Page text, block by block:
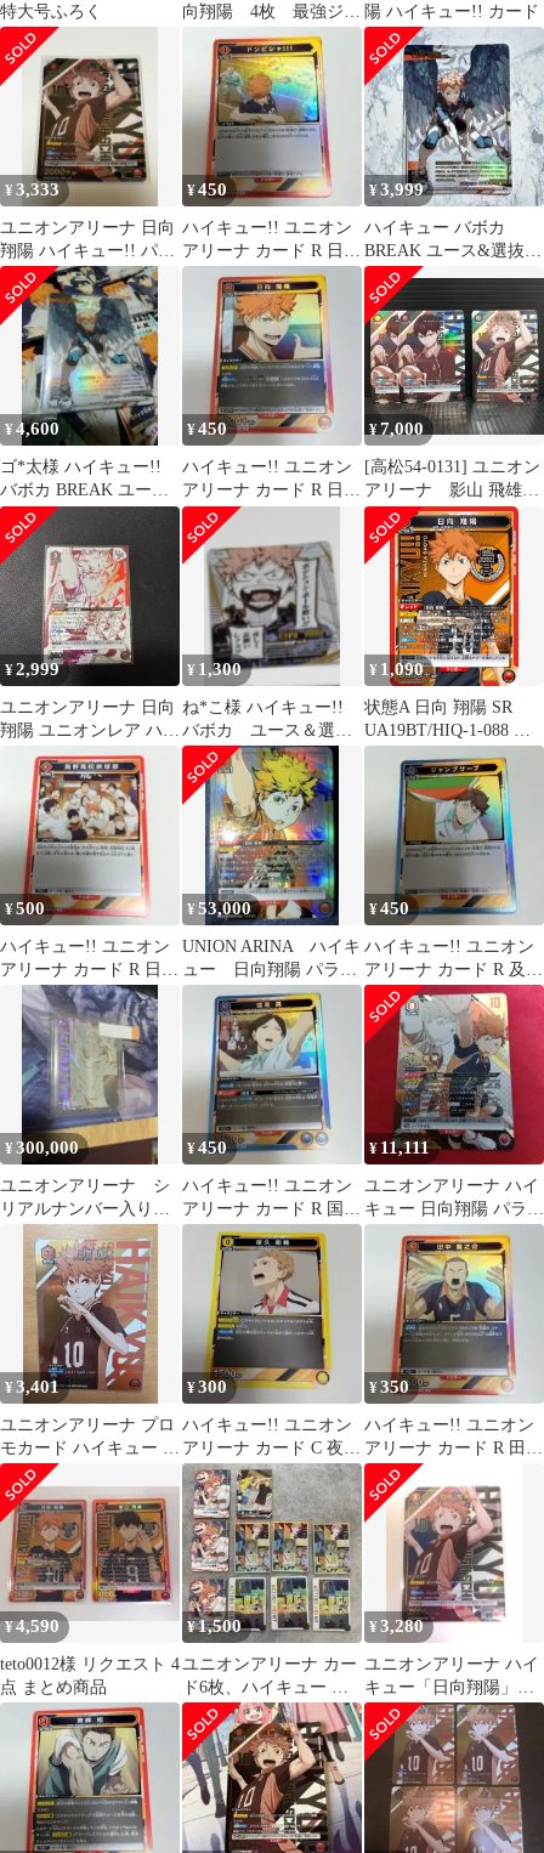
特大号ふろく
向翔陽 4枚 最強ジャ
ンプ5月号 ハイキュー
陽 ハイキュー!! カード
¥3,333
ユニオンアリーナ 日向
翔陽 ハイキュー!! パラ
レルレア
¥450
ハイキュー!! ユニオン
アリーナ カード R 日向
翔陽2
¥3,999
ハイキュー バボカ
BREAK ユース&選抜強
化合宿 頂A 日向翔陽
¥4,600
ゴ*太様 ハイキュー!!
バボカ BREAK ユース
&選抜強化合宿 日向翔
陽 頂
¥450
ハイキュー!! ユニオン
アリーナ カード R 日向
翔陽1
¥7,000
[高松54-0131] ユニオン
アリーナ 影山 飛雄
U★×2 日向 翔陽
R★×1 3枚セット
【UA19BT】ハイキュ
ー!![中古/ゆうパケッ
¥2,999
ユニオンアリーナ 日向
翔陽 ユニオンレア ハイ
キュー
¥ 1,300
ね*こ様 ハイキュー!!
バボカ ユース＆選抜
強化合宿 頂パラレ
ル 日向翔陽
¥ 1,090
状態A 日向 翔陽 SR
UA19BT/HIQ-1-088 ユ
ニオンアリーナ UNION
ARENA ユニアリ
¥500
ハイキュー!! ユニオン
アリーナ カード R 日向
翔陽 影山飛雄 月島蛍
烏野
¥53,000
UNION ARINA ハイキ
ュー 日向翔陽 パラレ
ル★3
¥450
ハイキュー!! ユニオン
アリーナ カード R 及川
徹1
¥300,000
ユニオンアリーナ シ
リアルナンバー入りAP
虎杖 悠仁
¥450
ハイキュー!! ユニオン
アリーナ カード R 国見
英
¥ 11,111
ユニオンアリーナ ハイ
キュー 日向翔陽 パラレ
ル 星2
¥3,401
ユニオンアリーナ プロ
モカード ハイキュー 日
向翔陽 カード
¥300
ハイキュー!! ユニオン
アリーナ カード C 夜久
衛輔
¥350
ハイキュー!! ユニオン
アリーナ カード R 田中
龍之介
¥4,590
teto0012様 リクエスト 4
点 まとめ商品
¥1,500
ユニオンアリーナ カー
ド6枚、ハイキュー カ
ード 4枚
¥3,280
ユニオンアリーナ ハイ
キュー「日向翔陽」
《パラレル》R★（レ
ア★）